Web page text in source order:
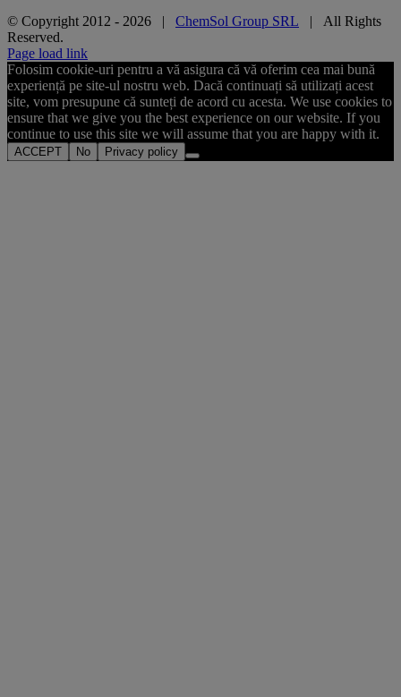
© Copyright 2012 - 2026 | ChemSol Group SRL | All Rights
Reserved.
Page load link
Folosim cookie-uri pentru a vă asigura că vă oferim cea mai bună
experiență pe site-ul nostru web. Dacă continuați să utilizați acest
site, vom presupune că sunteți de acord cu acesta. We use cookies to
ensure that we give you the best experience on our website. If you
continue to use this site we will assume that you are happy with it.
ACCEPT No Privacy policy